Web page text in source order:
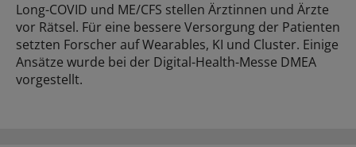
Long-COVID und ME/CFS stellen Ärztinnen und Ärzte
vor Rätsel. Für eine bessere Versorgung der Patienten
setzten Forscher auf Wearables, KI und Cluster. Einige
Ansätze wurde bei der Digital-Health-Messe DMEA
vorgestellt.